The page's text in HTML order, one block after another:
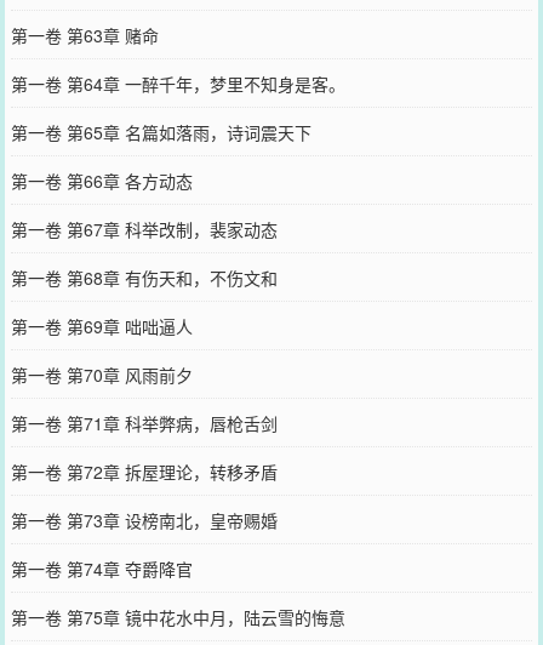
第一卷 第63章 赌命
第一卷 第64章 一醉千年，梦里不知身是客。
第一卷 第65章 名篇如落雨，诗词震天下
第一卷 第66章 各方动态
第一卷 第67章 科举改制，裴家动态
第一卷 第68章 有伤天和，不伤文和
第一卷 第69章 咄咄逼人
第一卷 第70章 风雨前夕
第一卷 第71章 科举弊病，唇枪舌剑
第一卷 第72章 拆屋理论，转移矛盾
第一卷 第73章 设榜南北，皇帝赐婚
第一卷 第74章 夺爵降官
第一卷 第75章 镜中花水中月，陆云雪的悔意